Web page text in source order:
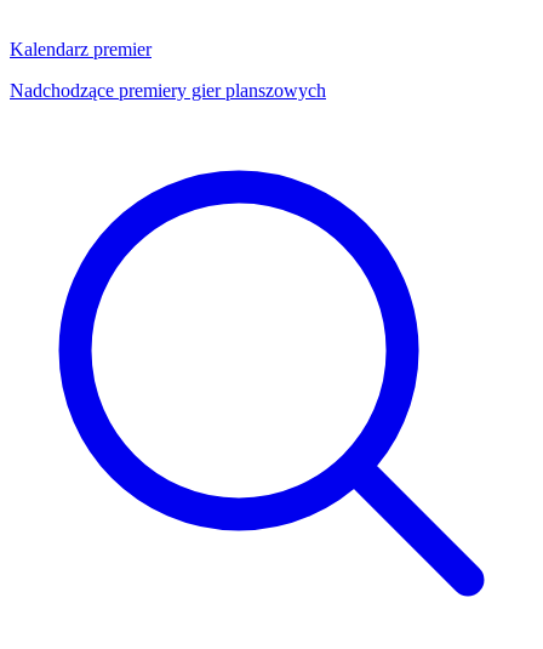
Kalendarz premier
Nadchodzące premiery gier planszowych